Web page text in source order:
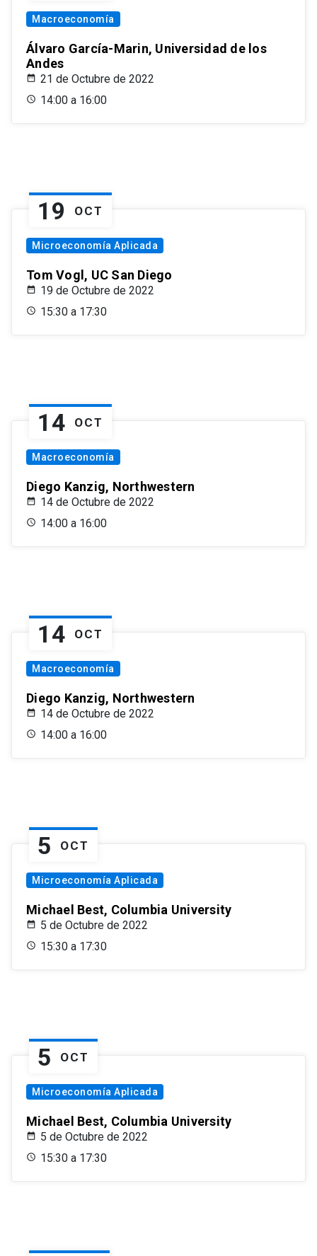
Macroeconomía
Álvaro García-Marin, Universidad de los
Andes
21 de Octubre de 2022
14:00 a 16:00
19 OCT
Microeconomía Aplicada
Tom Vogl, UC San Diego
19 de Octubre de 2022
15:30 a 17:30
14 OCT
Macroeconomía
Diego Kanzig, Northwestern
14 de Octubre de 2022
14:00 a 16:00
14 OCT
Macroeconomía
Diego Kanzig, Northwestern
14 de Octubre de 2022
14:00 a 16:00
5 OCT
Microeconomía Aplicada
Michael Best, Columbia University
5 de Octubre de 2022
15:30 a 17:30
5 OCT
Microeconomía Aplicada
Michael Best, Columbia University
5 de Octubre de 2022
15:30 a 17:30